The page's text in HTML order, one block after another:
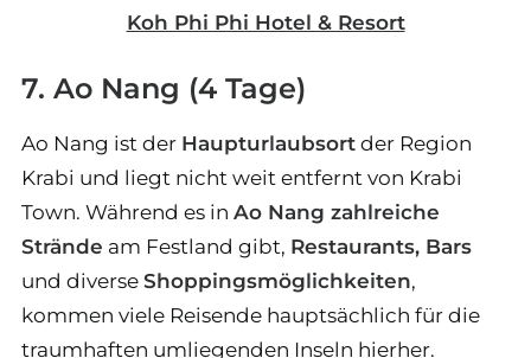
Koh Phi Phi Hotel & Resort
7. Ao Nang (4 Tage)
Ao Nang ist der Haupturlaubsort der Region
Krabi und liegt nicht weit entfernt von Krabi
Town. Während es in Ao Nang zahlreiche
Strände am Festland gibt, Restaurants, Bars
und diverse Shoppingsmöglichkeiten,
kommen viele Reisende hauptsächlich für die
traumhaften umliegenden Inseln hierher.